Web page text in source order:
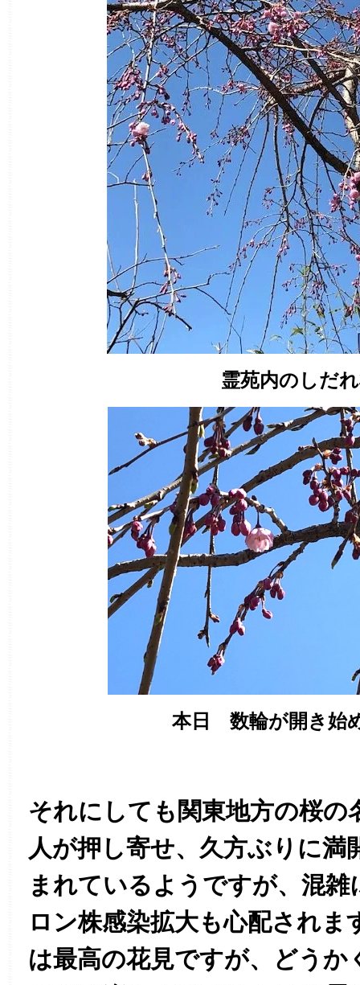
霊苑内のしだ
本日 数輪が開き始
それにしても関東地方の桜の
人が押し寄せ、 久方ぶりに満
まれているようですが、混
ロン株感染拡大も心配されま
は最高の花見ですが、どうか